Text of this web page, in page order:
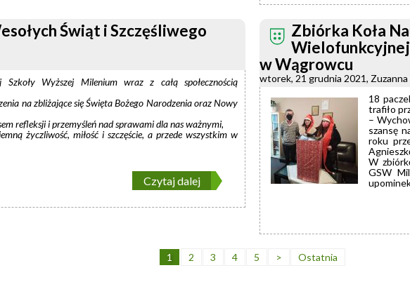
Świąt i Szczęśliwego
Szkoły Wyższej Milenium wraz z całą społecznością
na zbliżające sięŚwięta Bożego Narodzenia oraz Nowy
refleksji i przemyśleń nad sprawami dla nas ważnymi,
życzliwość, miłość i szczęście, a przede wszystkim w
Czytaj dalej
Zbiórka Koła
w Wągrowcu
wtorek, 21 grudnia 2021, Zuzanna
18
trafiło
–
szansę
roku
W
GSW
1 2 3 4 5 > Ostatnia